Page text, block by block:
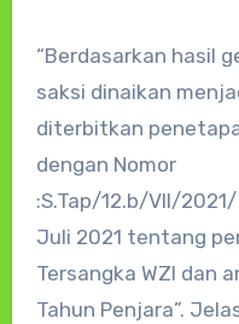
“Berdasarkan hasil
saksi dinaikan
diterbitkan
dengan Nomor
:S.Tap/12.b/VII/
Juli 2021 tentang
Tersangka WZI dan
Tahun Penjara”.